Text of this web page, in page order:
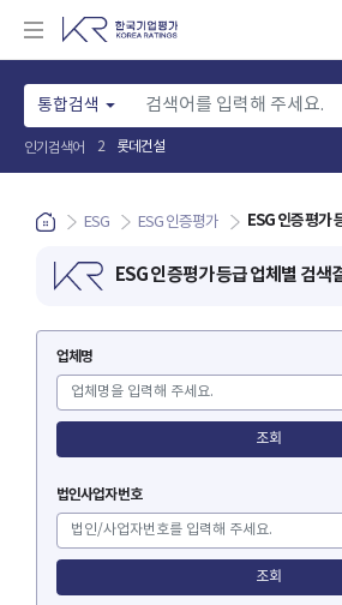
통합검색
인기검색어 2 롯데건설
ESG ESG 인증평가 ESG 인증평가
ESG 인증평가 등급 업체별 검색
업체명
조회
법인사업자번호
조회